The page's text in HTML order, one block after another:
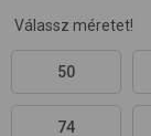
Válassz méretet!
50
74